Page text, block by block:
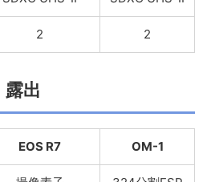
2 2
露出
EOS R7 OM-1